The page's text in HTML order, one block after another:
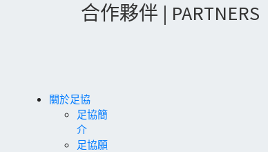
合作夥伴 | PARTNERS
關於足協
足協簡
介
足協願